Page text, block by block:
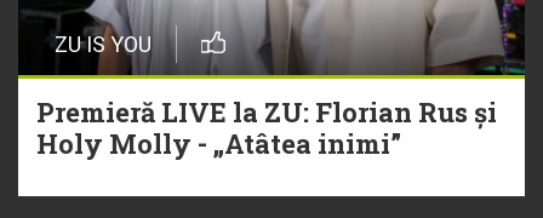
ZU IS YOU
Premieră LIVE la ZU: Florian Rus și
Holy Molly - „Atâtea inimi”